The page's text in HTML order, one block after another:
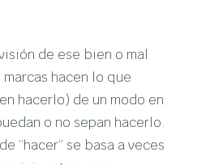
de ese bien o mal
hacen lo que
hacerlo) de un modo en
o no sepan hacerlo.
“hacer” se basa a veces